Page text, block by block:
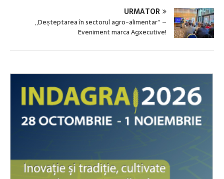
URMĂTOR
„Deșteptarea în sectorul agro-alimentar” –
Eveniment marca Agxecutive!